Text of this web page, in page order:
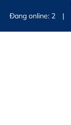
Đang online: 2 |